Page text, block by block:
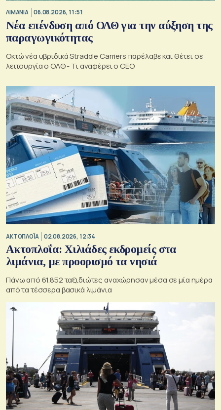
ΛΙΜΑΝΙΑ 06.08.2026, 11:51
Νέα επένδυση από ΟΛΘ για την αύξηση της
παραγωγικότητας
Οκτώ νέα υβριδικά Straddle Carriers παρέλαβε και θέτει σε
λειτουργία ο ΟΛΘ - Τι αναφέρει ο CEO
ΑΚΤΟΠΛΟΪΑ 02.08.2026, 12:34
Ακτοπλοΐα: Χιλιάδες εκδρομείς στα
λιμάνια, με προορισμό τα νησιά
Πάνω από 61.852 ταξιδιώτες αναχώρησαν μέσα σε μία ημέρα
από τα τέσσερα βασικά λιμάνια